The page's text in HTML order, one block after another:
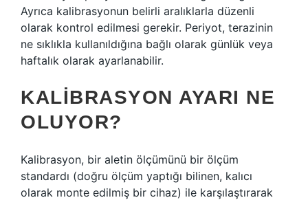
Ayrıca kalibrasyonun belirli aralıklarla düzenli
olarak kontrol edilmesi gerekir. Periyot, terazinin
ne sıklıkla kullanıldığına bağlı olarak günlük veya
haftalık olarak ayarlanabilir.
KALIBRASYON AYARI NE
OLUYOR?
Kalibrasyon, bir aletin ölçümünü bir ölçüm
standardı (doğru ölçüm yaptığı bilinen, kalıcı
olarak monte edilmiş bir cihaz) ile karşılaştırarak